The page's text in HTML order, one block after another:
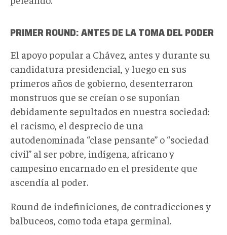
PRIMER ROUND: ANTES DE LA TOMA DEL PODER
El apoyo popular a Chávez, antes y durante su
candidatura presidencial, y luego en sus
primeros años de gobierno, desenterraron
monstruos que se creían o se suponían
debidamente sepultados en nuestra sociedad:
el racismo, el desprecio de una
autodenominada “clase pensante” o “sociedad
civil” al ser pobre, indígena, africano y
campesino encarnado en el presidente que
ascendía al poder.
Round de indefiniciones, de contradicciones y
balbuceos, como toda etapa germinal.